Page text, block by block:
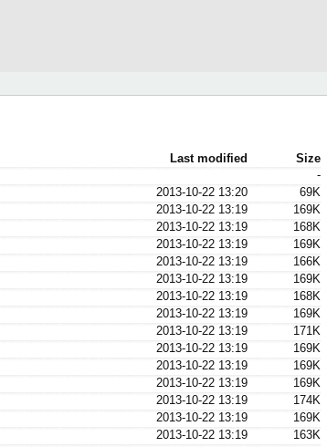
Last modified
Size
-
2013-10-22 13:20
69K
2013-10-22 13:19
169K
2013-10-22 13:19
168K
2013-10-22 13:19
169K
2013-10-22 13:19
166K
2013-10-22 13:19
169K
2013-10-22 13:19
168K
2013-10-22 13:19
169K
2013-10-22 13:19
171K
2013-10-22 13:19
169K
2013-10-22 13:19
169K
2013-10-22 13:19
169K
2013-10-22 13:19
174K
2013-10-22 13:19
169K
2013-10-22 13:19
163K